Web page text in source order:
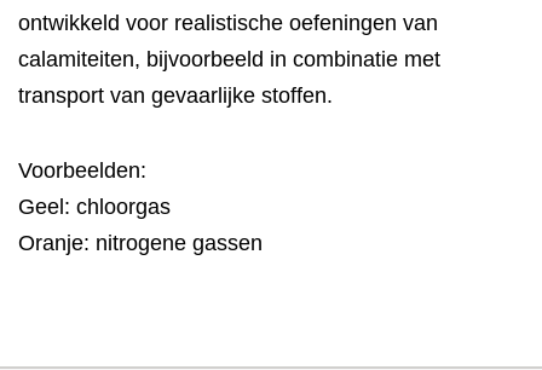
ontwikkeld voor realistische oefeningen van
calamiteiten, bijvoorbeeld in combinatie met
transport van gevaarlijke stoffen.
Voorbeelden:
Geel: chloorgas
Oranje: nitrogene gassen